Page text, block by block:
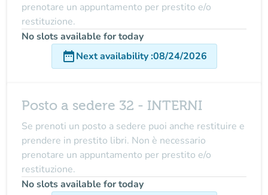
prenotare un appuntamento per prestito e/o
restituzione.
No slots available for today
date_rangeNext availability:08/24/2026
Posto a sedere 32 - INTERNI
Se prenoti un posto a sedere puoi anche restituire e
prendere in prestito libri. Non è necessario
prenotare un appuntamento per prestito e/o
restituzione.
No slots available for today